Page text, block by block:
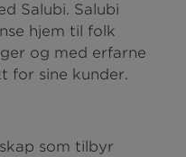
Salubi. Salubi
hjem til folk
og med erfarne
for sine kunder.
som tilbyr